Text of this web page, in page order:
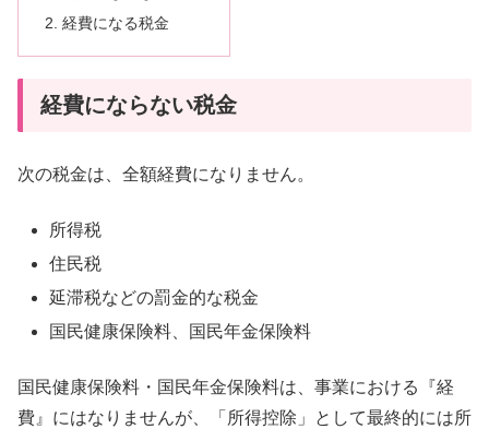
経費になる税金
経費にならない税金
次の税金は、全額経費になりません。
所得税
住民税
延滞税などの罰金的な税金
国民健康保険料、国民年金保険料
国民健康保険料・国民年金保険料は、事業における『経
費』にはなりませんが、「所得控除」として最終的には所